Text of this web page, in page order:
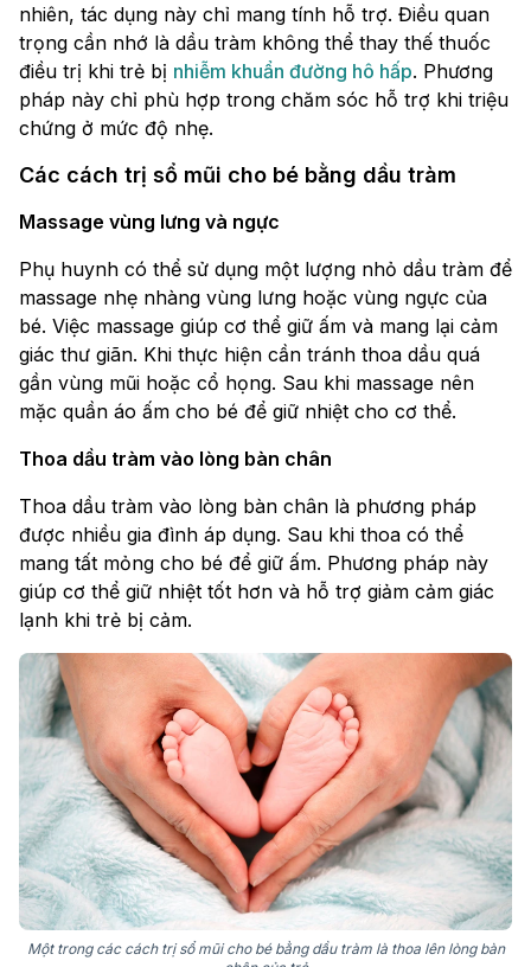
nhiên, tác dụng này chỉ mang tính hỗ trợ. Điều quan
trọng cần nhớ là dầu tràm không thể thay thế thuốc
điều trị khi trẻ bị nhiễm khuẩn đường hô hấp. Phương
pháp này chỉ phù hợp trong chăm sóc hỗ trợ khi triệu
chứng ở mức độ nhẹ.
Các cách trị sổ mũi cho bé bằng dầu tràm
Massage vùng lưng và ngực
Phụ huynh có thể sử dụng một lượng nhỏ dầu tràm để
massage nhẹ nhàng vùng lưng hoặc vùng ngực của
bé. Việc massage giúp cơ thể giữ ấm và mang lại cảm
giác thư giãn. Khi thực hiện cần tránh thoa dầu quá
gần vùng mũi hoặc cổ họng. Sau khi massage nên
mặc quần áo ấm cho bé để giữ nhiệt cho cơ thể.
Thoa dầu tràm vào lòng bàn chân
Thoa dầu tràm vào lòng bàn chân là phương pháp
được nhiều gia đình áp dụng. Sau khi thoa có thể
mang tất mỏng cho bé để giữ ấm. Phương pháp này
giúp cơ thể giữ nhiệt tốt hơn và hỗ trợ giảm cảm giác
lạnh khi trẻ bị cảm.
Một trong các cách trị sổ mũi cho bé bằng dầu tràm là thoa lên lòng bàn